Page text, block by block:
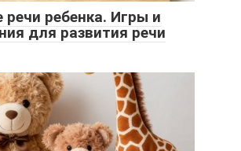
речи ребенка. Игры и
для развития речи